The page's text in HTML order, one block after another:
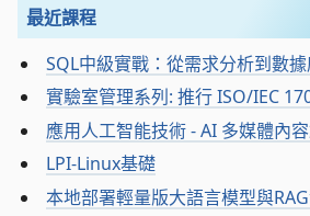
最近課程
SQL中級實戰：從需求分析到數
實驗室管理系列: 推行 ISO/IEC
應用人工智能技術 - AI 多媒體內
LPI-Linux基礎
本地部署輕量版大語言模型與